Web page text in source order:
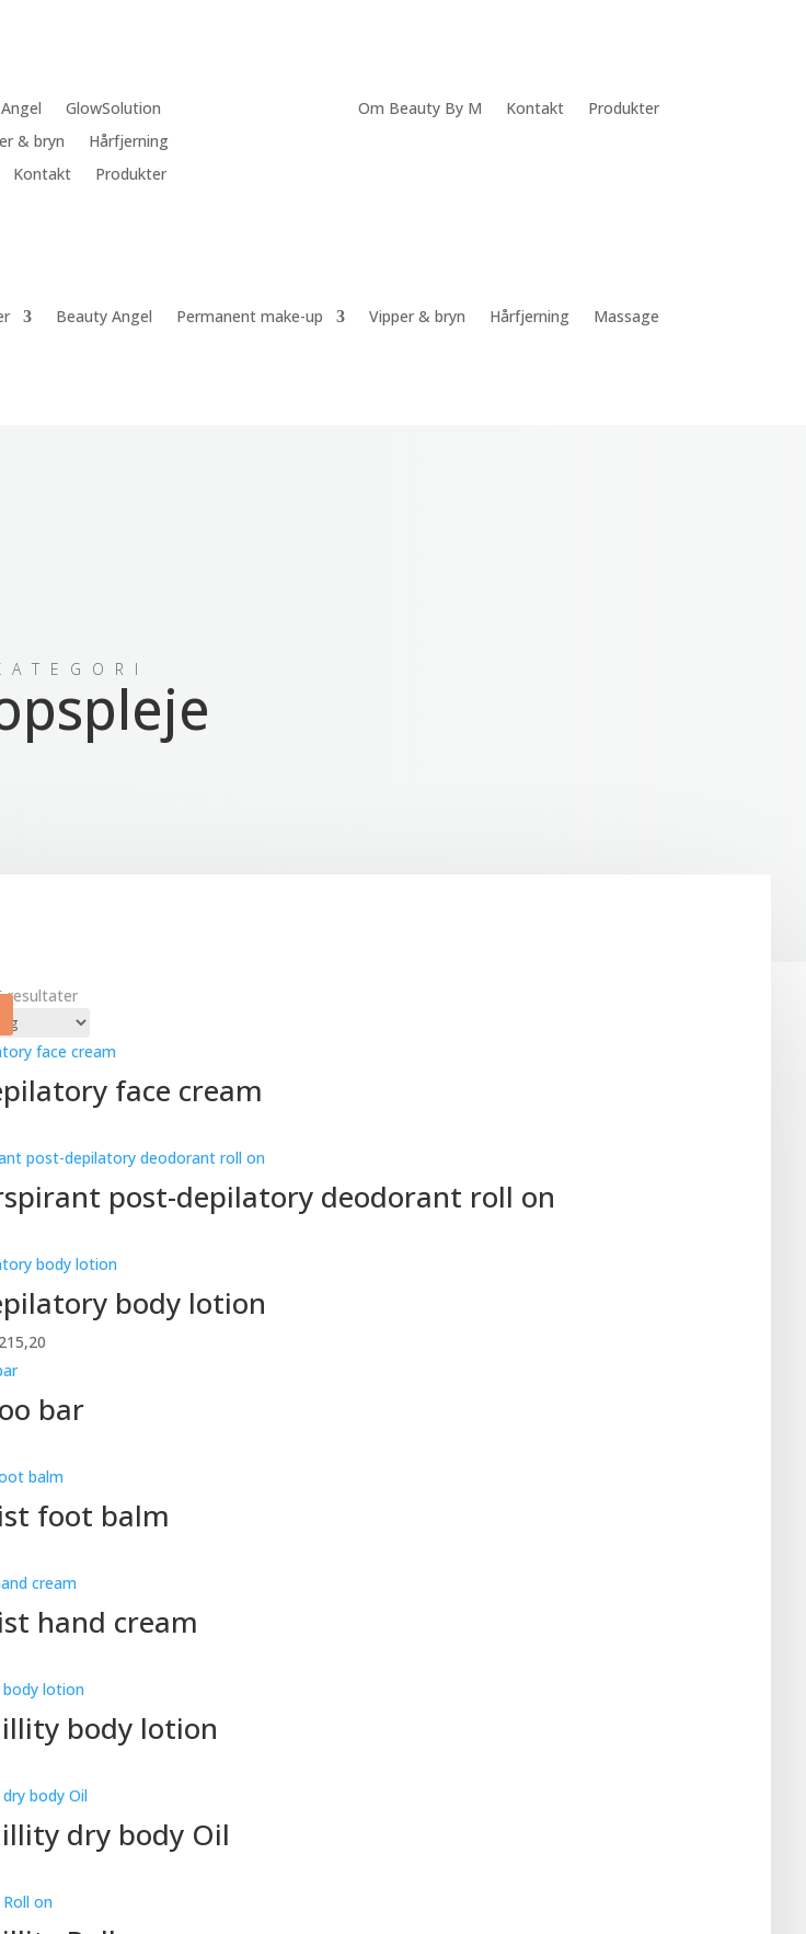
GlowSolution
& bryn
Hårfjerning
Kontakt Produkter
Om Beauty By M Kontakt Produkter
Beauty Angel Permanent make-up Vipper & bryn Hårfjerning Massage
resultater
face cream
post-depilatory deodorant roll on
body lotion
215,20
er:
bar
foot balm
hand cream
body lotion
dry body Oil